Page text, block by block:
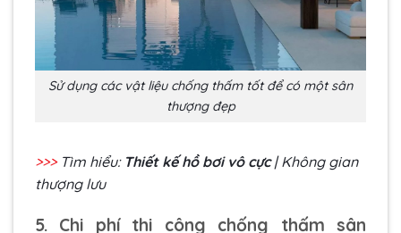
Sử dụng các vật liệu chống thấm tốt để có một sân
thượng đẹp
>>>Tìm hiểu: Thiết kế hồ bơi vô cực| Không gian
thượng lưu
5. Chi phí thi công chống thấm sân